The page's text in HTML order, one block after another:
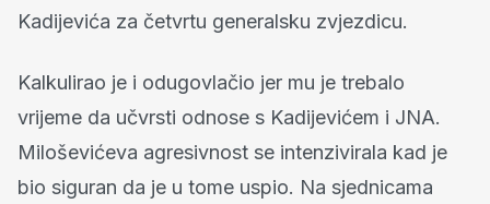
Kadijevića za četvrtu generalsku zvjezdicu.
Kalkulirao je i odugovlačio jer mu je trebalo
vrijeme da učvrsti odnose s Kadijevićem i JNA.
Miloševićeva agresivnost se intenzivirala kad je
bio siguran da je u tome uspio. Na sjednicama